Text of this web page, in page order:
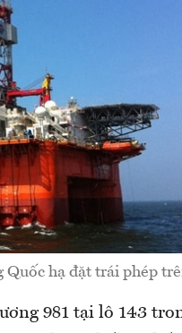
Quốc hạ đặt trái phép
981 tại lô 143